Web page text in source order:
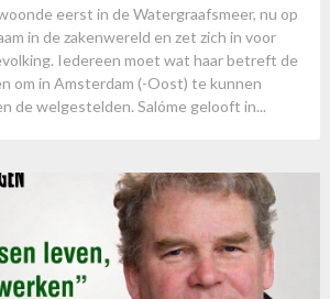
eerst in de Watergraafsmeer, nu op
in de zakenwereld en zet zich in voor
Iedereen moet wat haar betreft de
om in Amsterdam (-Oost) te kunnen
de welgestelden. Salóme gelooft in...